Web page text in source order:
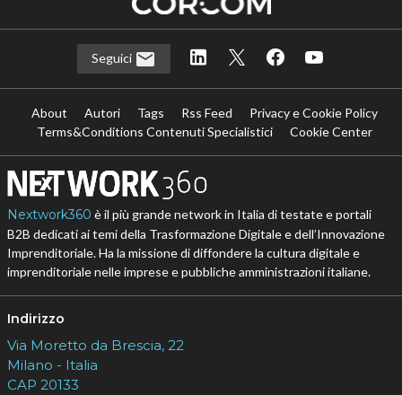
Seguici
About Autori Tags Rss Feed
Privacy e Cookie Policy
Terms&Conditions Contenuti Specialistici
Cookie Center
Nextwork360 è il più grande network in Italia di testate e portali
B2B dedicati ai temi della Trasformazione Digitale e dell’Innovazione
Imprenditoriale. Ha la missione di diffondere la cultura digitale e
imprenditoriale nelle imprese e pubbliche amministrazioni italiane.
Indirizzo
Via Moretto da Brescia, 22
Milano - Italia
CAP 20133